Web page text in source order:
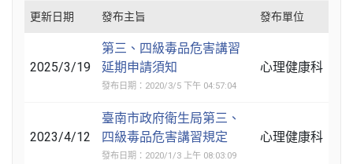
更新日期 發布主旨 發布單位
2025/3/19
第三、四級毒品危害講習
延期申請須知
發布日期：2020/3/5 下午 04:57:04
心理健康科
2023/4/12
臺南市政府衛生局第三、
四級毒品危害講習規定
發布日期：2020/1/3 上午 08:03:09
心理健康科